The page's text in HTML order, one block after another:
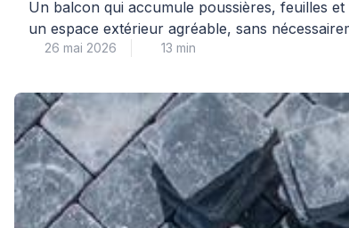
Un balcon qui accumule poussières, feuilles
un espace extérieur agréable, sans
précise de la source d’encrassement et le […]
26 mai 2026 13 min